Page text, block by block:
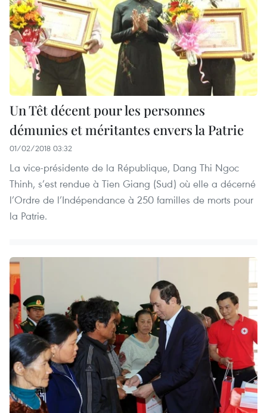
Un Têt décent pour les personnes
démunies et méritantes envers la Patrie
01/02/2018 03:32
La vice-présidente de la République, Dang Thi Ngoc
Thinh, s’est rendue à Tien Giang (Sud) où elle a décerné
l’Ordre de l’Indépendance à 250 familles de morts pour
la Patrie.